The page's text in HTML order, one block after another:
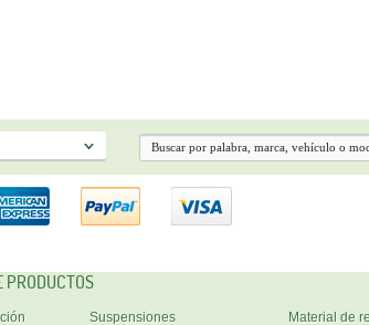
PRODUCTOS
Suspensiones Material de